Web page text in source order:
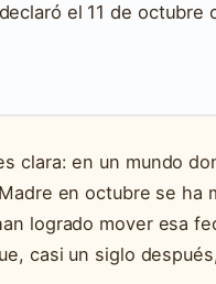
el 11 de
clara: en un mundo
en octubre se
logrado mover esa
casi un siglo